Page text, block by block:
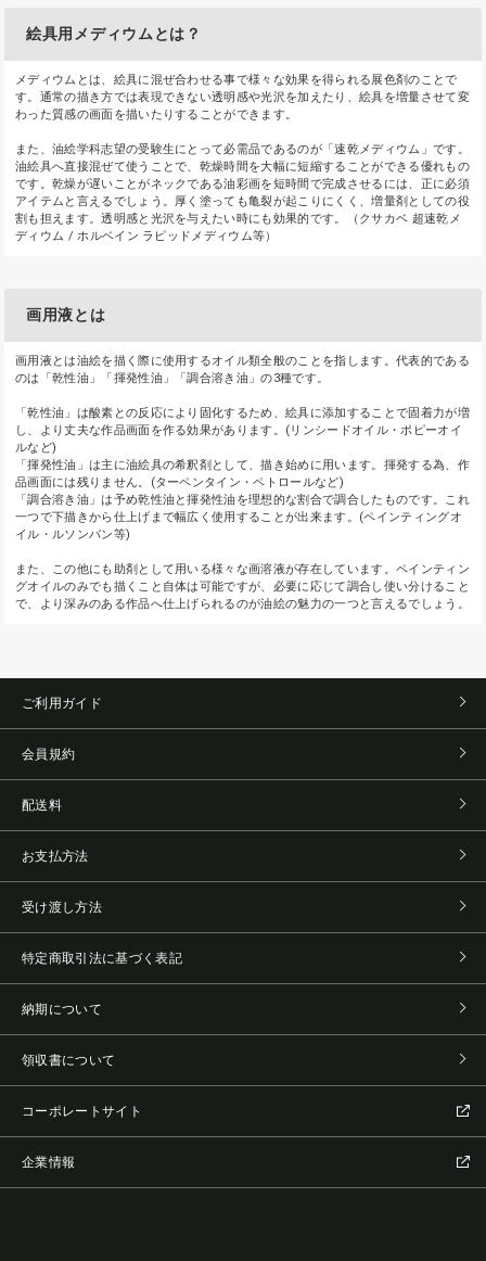
絵具用メディウムとは？
メディウムとは、絵具に混ぜ合わせる事で様々な効果を得られる展色剤のことで
す。通常の描き方では表現できない透明感や光沢を加えたり、絵具を増量させて変
わった質感の画面を描いたりすることができます。
また、油絵学科志望の受験生にとって必需品であるのが「速乾メディウム」です。
油絵具へ直接混ぜて使うことで、乾燥時間を大幅に短縮することができる優れもの
です。乾燥が遅いことがネックである油彩画を短時間で完成させるには、正に必須
アイテムと言えるでしょう。厚く塗っても亀裂が起こりにくく、増量剤としての役
割も担えます。透明感と光沢を与えたい時にも効果的です。（クサカベ 超速乾メ
ディウム / ホルベイン ラピッドメディウム等）
画用液とは
画用液とは油絵を描く際に使用するオイル類全般のことを指します。代表的である
のは「乾性油」「揮発性油」「調合溶き油」の3種です。
「乾性油」は酸素との反応により固化するため、絵具に添加することで固着力が増
し、より丈夫な作品画面を作る効果があります。(リンシードオイル・ポピーオイ
ルなど)
「揮発性油」は主に油絵具の希釈剤として、描き始めに用います。揮発する為、作
品画面には残りません。(ターペンタイン・ペトロールなど)
「調合溶き油」は予め乾性油と揮発性油を理想的な割合で調合したものです。これ
一つで下描きから仕上げまで幅広く使用することが出来ます。(ペインティングオ
イル・ルソンバン等)
また、この他にも助剤として用いる様々な画溶液が存在しています。ペインティン
グオイルのみでも描くこと自体は可能ですが、必要に応じて調合し使い分けること
で、より深みのある作品へ仕上げられるのが油絵の魅力の一つと言えるでしょう。
ご利用ガイド
会員規約
配送料
お支払方法
受け渡し方法
特定商取引法に基づく表記
納期について
領収書について
コーポレートサイト
企業情報